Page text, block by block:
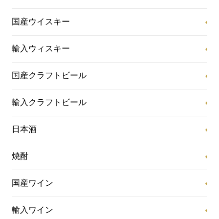
国産ウイスキー
輸入ウィスキー
国産クラフトビール
輸入クラフトビール
日本酒
焼酎
国産ワイン
輸入ワイン